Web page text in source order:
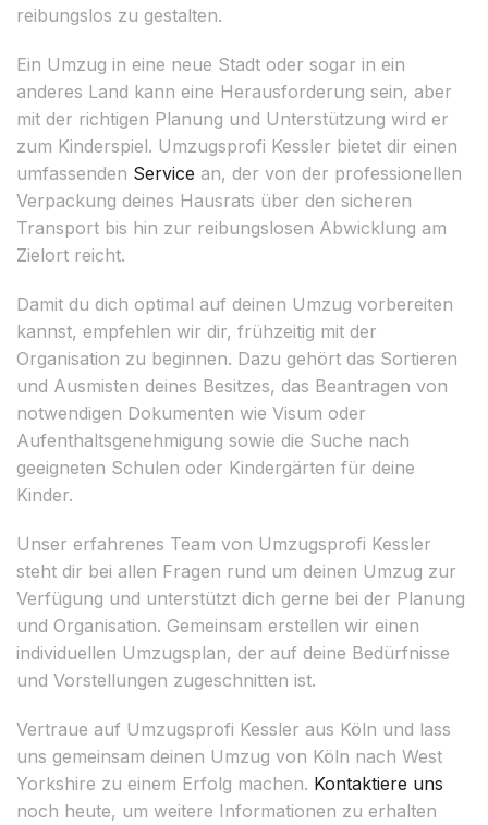
reibungslos zu gestalten.
Ein Umzug in eine neue Stadt oder sogar in ein
anderes Land kann eine Herausforderung sein, aber
mit der richtigen Planung und Unterstützung wird er
zum Kinderspiel. Umzugsprofi Kessler bietet dir einen
umfassenden Service an, der von der professionellen
Verpackung deines Hausrats über den sicheren
Transport bis hin zur reibungslosen Abwicklung am
Zielort reicht.
Damit du dich optimal auf deinen Umzug vorbereiten
kannst, empfehlen wir dir, frühzeitig mit der
Organisation zu beginnen. Dazu gehört das Sortieren
und Ausmisten deines Besitzes, das Beantragen von
notwendigen Dokumenten wie Visum oder
Aufenthaltsgenehmigung sowie die Suche nach
geeigneten Schulen oder Kindergärten für deine
Kinder.
Unser erfahrenes Team von Umzugsprofi Kessler
steht dir bei allen Fragen rund um deinen Umzug zur
Verfügung und unterstützt dich gerne bei der Planung
und Organisation. Gemeinsam erstellen wir einen
individuellen Umzugsplan, der auf deine Bedürfnisse
und Vorstellungen zugeschnitten ist.
Vertraue auf Umzugsprofi Kessler aus Köln und lass
uns gemeinsam deinen Umzug von Köln nach West
Yorkshire zu einem Erfolg machen. Kontaktiere uns
noch heute, um weitere Informationen zu erhalten